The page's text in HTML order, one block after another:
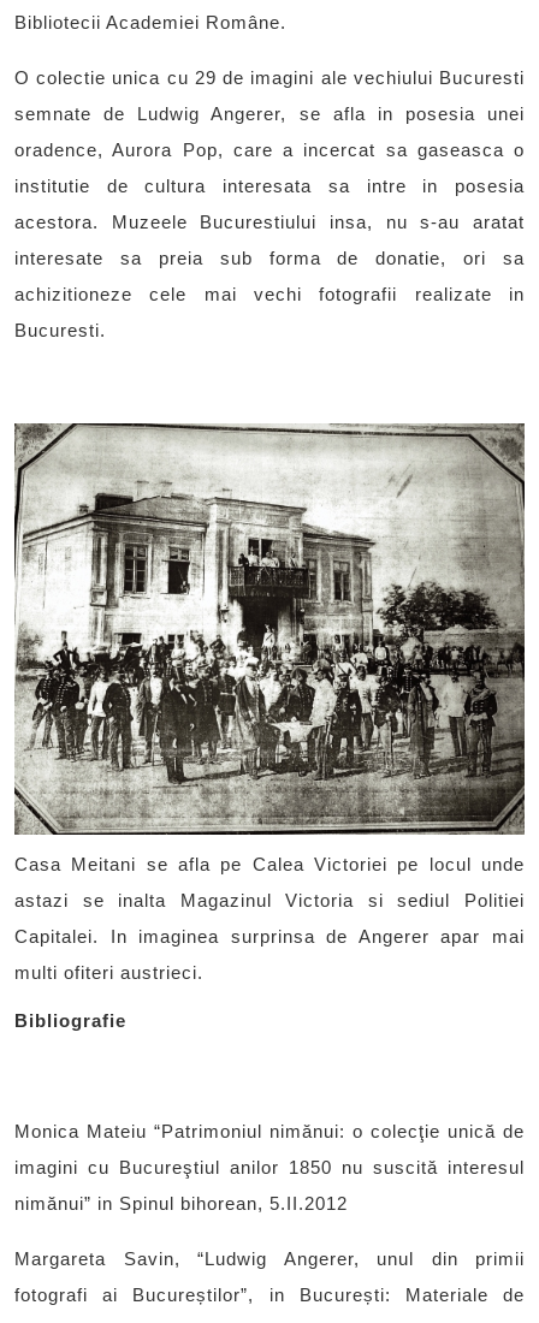
Bibliotecii Academiei Române.
O colectie unica cu 29 de imagini ale vechiului Bucuresti
semnate de Ludwig Angerer, se afla in posesia unei
oradence, Aurora Pop, care a incercat sa gaseasca o
institutie de cultura interesata sa intre in posesia
acestora. Muzeele Bucurestiului insa, nu s-au aratat
interesate sa preia sub forma de donatie, ori sa
achizitioneze cele mai vechi fotografii realizate in
Bucuresti.
Casa Meitani se afla pe Calea Victoriei pe locul unde
astazi se inalta Magazinul Victoria si sediul Politiei
Capitalei. In imaginea surprinsa de Angerer apar mai
multi ofiteri austrieci.
Bibliografie
Monica Mateiu “Patrimoniul nimănui: o colecţie unică de
imagini cu Bucureştiul anilor 1850 nu suscită interesul
nimănui” in Spinul bihorean, 5.II.2012
Margareta Savin, “Ludwig Angerer, unul din primii
fotografi ai Bucureștilor”, in București: Materiale de